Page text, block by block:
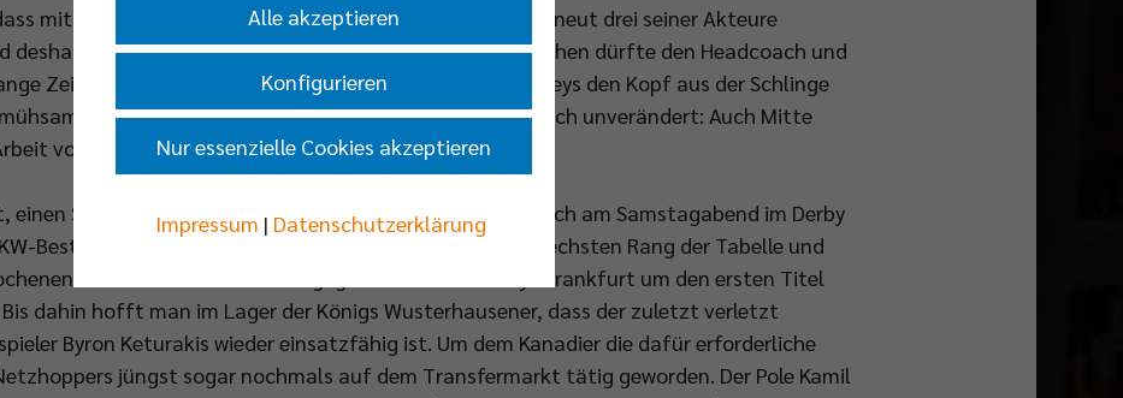
mit Denys Kaliberda, Timothée Carle und Pierre Pujol erneut drei seiner Akteure
deshalb geschont werden mussten, auch das Spielgeschehen dürfte den Headcoach und
Zeit nicht erfreut haben. Am Ende konnten die BR Volleys den Kopf aus der Schlinge
wie knapp 3:2 durchsetzen. Das Fazit bleibt dennoch unverändert: Auch Mitte
vor Mannschaft und Trainer.
einen Schritt in die richtige Richtung zu machen, bietet sich am Samstagabend im Derby
Bestensee. Die Brandenburger liegen aktuell auf dem sechsten Rang der Tabelle und
(28. Feb) in Mannheim gegen die United Volleys Frankfurt um den ersten Titel
dahin hofft man im Lager der Königs Wusterhausener, dass der zuletzt verletzt
Byron Keturakis wieder einsatzfähig ist. Um dem Kanadier die dafür erforderliche
jüngst sogar nochmals auf dem Transfermarkt tätig geworden. Der Pole Kamil
Alle akzeptieren
Konfigurieren
Nur essenzielle Cookies akzeptieren
Impressum | Datenschutzerklärung